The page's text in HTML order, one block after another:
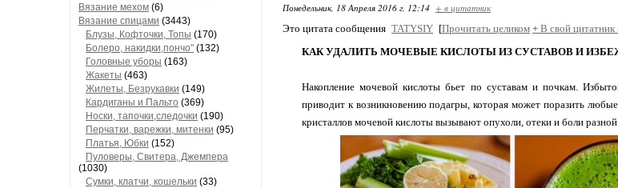
Вязание мехом (6)
Вязание спицами (3443)
Блузы, Кофточки, Топы (170)
Болеро, накидки,пончо" (132)
Головные уборы (163)
Жакеты (463)
Жилеты, Безрукавки (149)
Кардиганы и Пальто (369)
Носки, тапочки,следочки (190)
Перчатки, варежки, митенки (95)
Платья, Юбки (152)
Пуловеры, Свитера, Джемпера
(1030)
Сумки, клатчи, кошельки (33)
Понедельник, 18 Апреля 2016 г. 12:14 + в цитатник
Это цитата сообщения TATYSIY [Прочитать целиком + В свой
КАК УДАЛИТЬ МОЧЕВЫЕ КИСЛОТЫ ИЗ СУСТАВОВ И
Накопление мочевой кислоты бьет по суставам и почкам.
приводит к возникновению подагры, которая может поразить
кристаллов мочевой кислоты вызывают опухоли, отеки и боли разной